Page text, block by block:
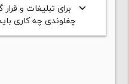
keyboard_arrow_down
برای تبلیغات و قرار
چغلوندی چه کاری